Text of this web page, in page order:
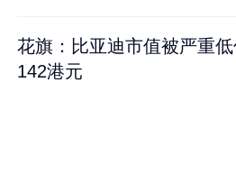
花旗：比亚迪市值被严重
142港元